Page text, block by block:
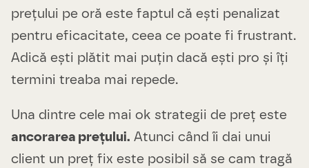
prețului pe oră este faptul că ești penalizat
pentru eficacitate, ceea ce poate fi frustrant.
Adică ești plătit mai puțin dacă ești pro și îți
termini treaba mai repede.
Una dintre cele mai ok strategii de preț este
ancorarea prețului. Atunci când îi dai unui
client un preț fix este posibil să se cam tragă